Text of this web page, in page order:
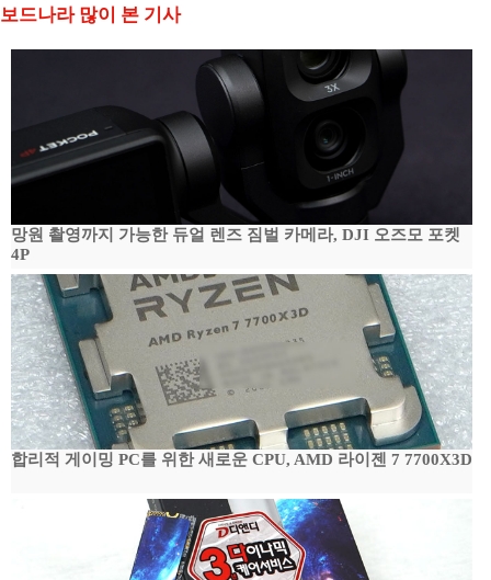
보드나라 많이 본 기사
망원 촬영까지 가능한 듀얼 렌즈 짐벌 카메라, DJI 오즈모 포켓
4P
합리적 게이밍 PC를 위한 새로운 CPU, AMD 라이젠 7 7700X3D